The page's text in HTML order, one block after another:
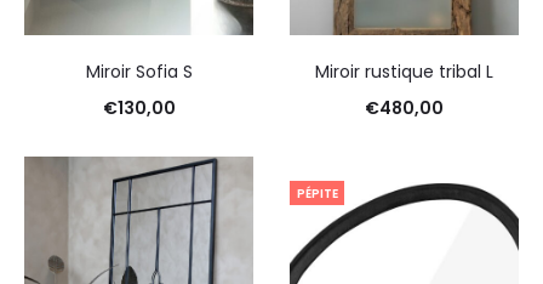
Miroir Sofia S
€130,00
Miroir rustique tribal L
€480,00
PÉPITE